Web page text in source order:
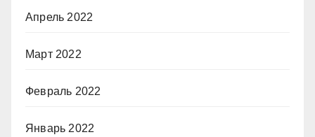
Апрель 2022
Март 2022
Февраль 2022
Январь 2022